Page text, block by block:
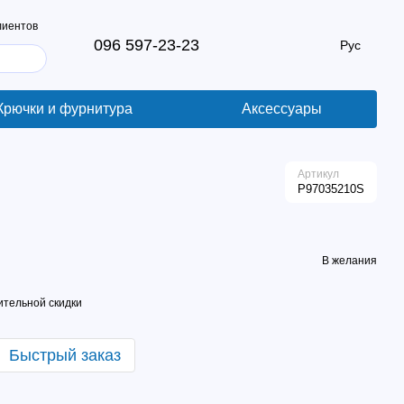
096 597-23-23 Рус
и фурнитура Аксессуары
Артикул
P97035210S
В желания
скидки
Быстрый заказ